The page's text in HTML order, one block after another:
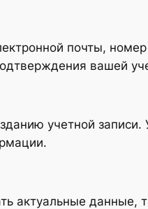
почты,
вашей
учетной записи.
актуальные данные,